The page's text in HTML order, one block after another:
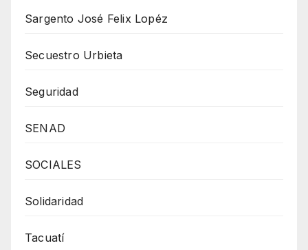
Sargento José Felix Lopéz
Secuestro Urbieta
Seguridad
SENAD
SOCIALES
Solidaridad
Tacuatí